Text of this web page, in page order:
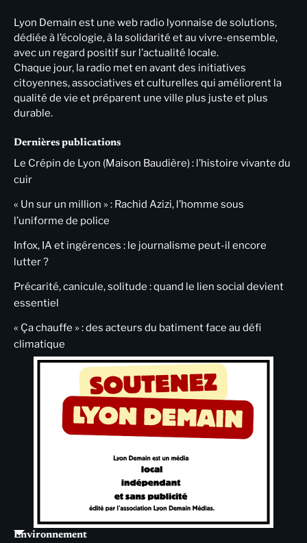
Lyon Demain est une web radio lyonnaise de solutions,
dédiée à l’écologie, à la solidarité et au vivre-ensemble,
avec un regard positif sur l’actualité locale.
Chaque jour, la radio met en avant des initiatives
citoyennes, associatives et culturelles qui améliorent la
qualité de vie et préparent une ville plus juste et plus
durable.
Dernières publications
Le Crépin de Lyon (Maison Baudière) : l’histoire vivante du
cuir
« Un sur un million » : Rachid Azizi, l’homme sous
l’uniforme de police
Infox, IA et ingérences : le journalisme peut-il encore
lutter ?
Précarité, canicule, solitude : quand le lien social devient
essentiel
« Ça chauffe » : des acteurs du batiment face au défi
climatique
Environnement